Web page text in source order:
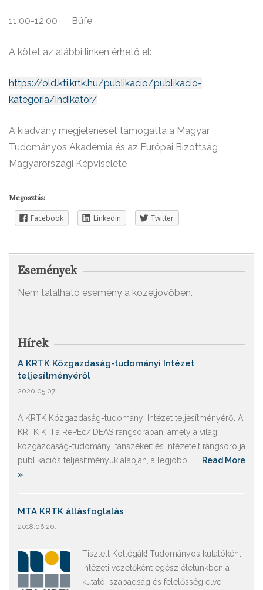
11.00-12.00 Büfé
A kötet az alábbi linken érhető el:
https://old.kti.krtk.hu/publikacio/publikacio-
kategoria/indikator/
A kiadvány megjelenését támogatta a Magyar
Tudományos Akadémia és az Európai Bizottság
Magyarországi Képviselete
Megosztás:
Facebook Linkedin Twitter
Események
Nem található esemény a közeljövőben.
Hírek
A KRTK Közgazdaság-tudományi Intézet
teljesítményéről
2020.05.07.
A KRTK Közgazdaság-tudományi Intézet teljesítményéről A
KRTK KTI a RePEc/IDEAS rangsorában, amely a világ
közgazdaság-tudományi tanszékeit és intézeteit rangsorolja
publikációs teljesítményük alapján, a legjobb ...
Read More
»
MTA KRTK állásfoglalás
2018.06.20.
Tisztelt Kollégák! Tudományos kutatóként,
intézeti vezetőként egész életünkben a
kutatói szabadság és felelősség elve